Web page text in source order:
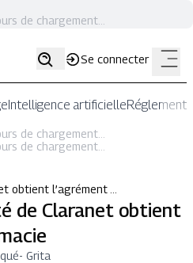
de chargement...
Se connecter
Intelligence artificielle
de chargement...
de chargement...
obtient l’agrément …
de Claranet obtient
- Grita